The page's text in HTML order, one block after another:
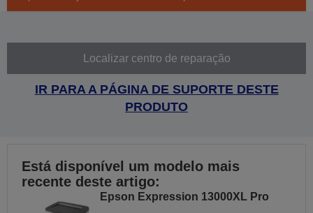
Localizar centro de reparação
IR PARA A PÁGINA DE SUPORTE DESTE
PRODUTO
Está disponível um modelo mais
recente deste artigo:
Epson Expression 13000XL Pro